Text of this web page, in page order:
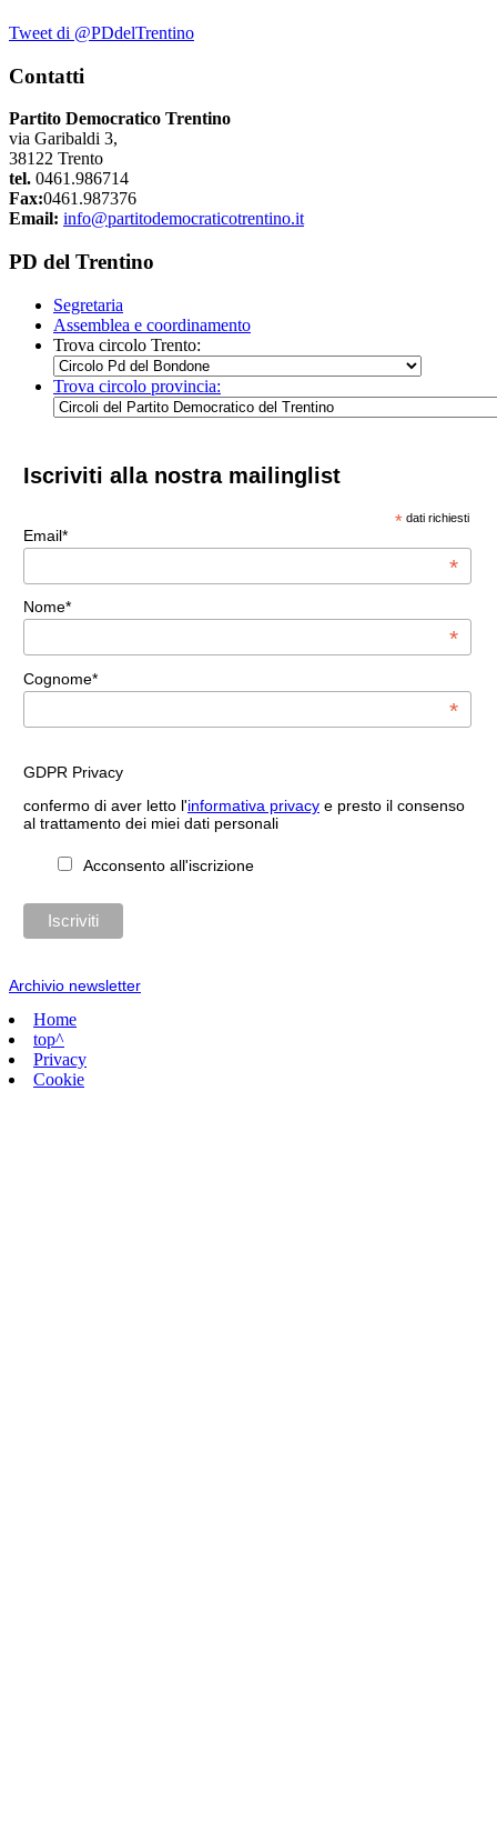
Tweet di @PDdelTrentino
Contatti
Partito Democratico Trentino
via Garibaldi 3,
38122 Trento
tel. 0461.986714
Fax:0461.987376
Email: info@partitodemocraticotrentino.it
PD del Trentino
Segretaria
Assemblea e coordinamento
Trova circolo Trento:
Trova circolo provincia:
Iscriviti alla nostra mailinglist
* dati richiesti
Email*
*
Nome*
*
Cognome*
*
GDPR Privacy
confermo di aver letto l'informativa privacye presto il consenso
al trattamento dei miei dati personali
Acconsento all'iscrizione
Archivio newsletter
Home
top^
Privacy
Cookie